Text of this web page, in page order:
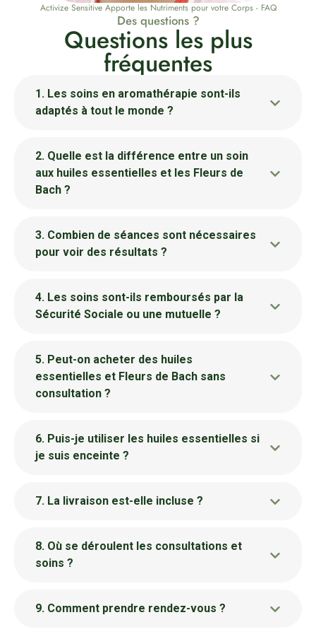
Activize Sensitive Apporte les Nutriments pour votre Corps - FAQ
Des questions ?
Questions les plus
fréquentes
1. Les soins en aromathérapie sont-ils
adaptés à tout le monde ?
2. Quelle est la différence entre un soin
aux huiles essentielles et les Fleurs de
Bach ?
3. Combien de séances sont nécessaires
pour voir des résultats ?
4. Les soins sont-ils remboursés par la
Sécurité Sociale ou une mutuelle ?
5. Peut-on acheter des huiles
essentielles et Fleurs de Bach sans
consultation ?
6. Puis-je utiliser les huiles essentielles si
je suis enceinte ?
7. La livraison est-elle incluse ?
8. Où se déroulent les consultations et
soins ?
9. Comment prendre rendez-vous ?